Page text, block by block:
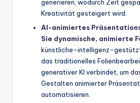
generieren, wodurch Zeit
Kreativität gesteigert wird.
AI-animiertes
Sie dynamische, animierte
künstliche-intelligenz-
das traditionelles
generativer KI verbindet, um
Gestalten animierter
automatisieren.